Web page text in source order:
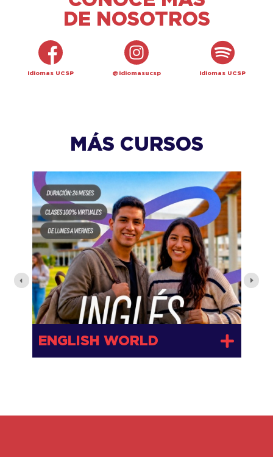
DE NOSOTROS
Idiomas UCSP @idiomasucsp Idiomas UCSP
MÁS CURSOS
ENGLISH WORLD